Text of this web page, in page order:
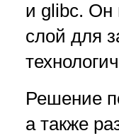
и glibc. Он
слой для
Решение
а также